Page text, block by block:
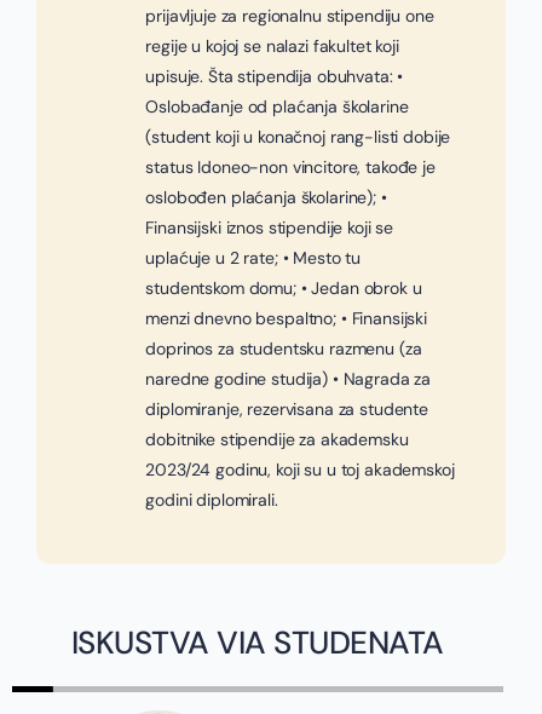
prijavljuje za regionalnu stipendiju one
regije u kojoj se nalazi fakultet koji
upisuje. Šta stipendija obuhvata: •
Oslobađanje od plaćanja školarine
(student koji u konačnoj rang-listi dobije
status Idoneo-non vincitore, takođe je
oslobođen plaćanja školarine); •
Finansijski iznos stipendije koji se
uplaćuje u 2 rate; • Mesto tu
studentskom domu; • Jedan obrok u
menzi dnevno bespaltno; • Finansijski
doprinos za studentsku razmenu (za
naredne godine studija) • Nagrada za
diplomiranje, rezervisana za studente
dobitnike stipendije za akademsku
2023/24 godinu, koji su u toj akademskoj
godini diplomirali.
ISKUSTVA VIA STUDENATA